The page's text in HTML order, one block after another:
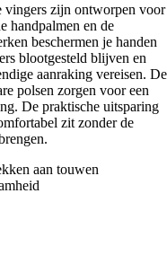
vingers zijn ontworpen voor
handpalmen en de
beschermen je handen
blootgesteld blijven en
aanraking vereisen. De
polsen zorgen voor een
De praktische uitsparing
zit zonder de
aan touwen